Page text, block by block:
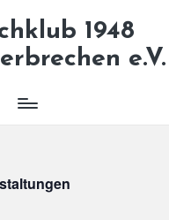
1948
e.V.